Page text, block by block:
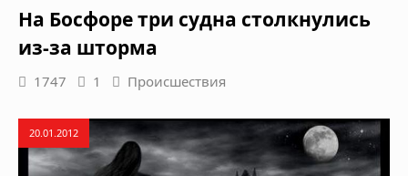
На Босфоре три судна столкнулись
из-за шторма
1747 1 Происшествия
20.01.2012